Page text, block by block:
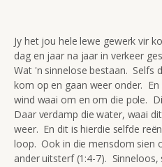
Jy het jou hele lewe gewerk vir
dag en jaar na jaar in verkeer
Wat 'n sinnelose bestaan. Selfs
kom op en gaan weer onder.
wind waai om en om die pole.
Daar verdamp die water, waai
weer. En dit is hierdie selfde
loop. Ook in die mensdom sien
ander uitsterf (1:4-7). Sinneloos,